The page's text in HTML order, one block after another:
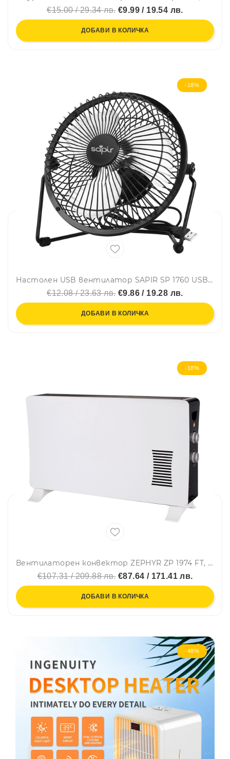
€15.00 / 29.34 лв.€9.99 / 19.54 лв.
ДОБАВИ В КОЛИЧКА
-18%
Настолен USB вентилатор SAPIR SP 1760 USB4, 2.5W, 5V, перки 10см, Черен
€12.08 / 23.63 лв.€9.86 / 19.28 лв.
ДОБАВИ В КОЛИЧКА
-18%
Вентилаторен конвектор ZEPHYR ZP 1974 FT, 2000W, Турбо вентилатор, Термостат, Бял
€107.31 / 209.88 лв.€87.64 / 171.41 лв.
ДОБАВИ В КОЛИЧКА
-48%